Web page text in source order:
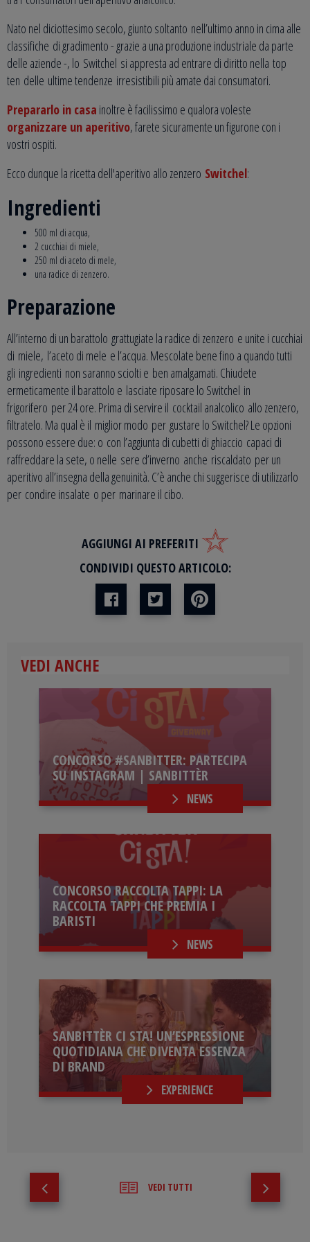
Nato nel diciottesimo secolo, giunto soltanto nell’ultimo anno in cima alle
classifiche di gradimento - grazie a una produzione industriale da parte
delle aziende -, lo Switchel si appresta ad entrare di diritto nella top
ten delle ultime tendenze irresistibili più amate dai consumatori.
Prepararlo in casa inoltre è facilissimo e qualora voleste
organizzare un aperitivo, farete sicuramente un figurone con i
vostri ospiti.
Ecco dunque la ricetta dell'aperitivo allo zenzero Switchel:
Ingredienti
500 ml di acqua,
2 cucchiai di miele,
250 ml di aceto di mele,
una radice di zenzero.
Preparazione
All’interno di un barattolo grattugiate la radice di zenzero e unite i cucchiai
di miele, l’aceto di mele e l’acqua. Mescolate bene fino a quando tutti
gli ingredienti non saranno sciolti e ben amalgamati. Chiudete
ermeticamente il barattolo e lasciate riposare lo Switchel in
frigorifero per 24 ore. Prima di servire il cocktail analcolico allo zenzero,
filtratelo. Ma qual è il miglior modo per gustare lo Switchel? Le opzioni
possono essere due: o con l’aggiunta di cubetti di ghiaccio capaci di
raffreddare la sete, o nelle sere d’inverno anche riscaldato per un
aperitivo all’insegna della genuinità. C’è anche chi suggerisce di utilizzarlo
per condire insalate o per marinare il cibo.
AGGIUNGI AI PREFERITI
CONDIVIDI QUESTO ARTICOLO:
VEDI ANCHE
CONCORSO #SANBITTER: PARTECIPA
SU INSTAGRAM | SANBITTÈR
NEWS
CONCORSO RACCOLTA TAPPI: LA
RACCOLTA TAPPI CHE PREMIA I
BARISTI
NEWS
SANBITTÈR CI STA! UN’ESPRESSIONE
QUOTIDIANA CHE DIVENTA ESSENZA
DI BRAND
EXPERIENCE
VEDI TUTTI